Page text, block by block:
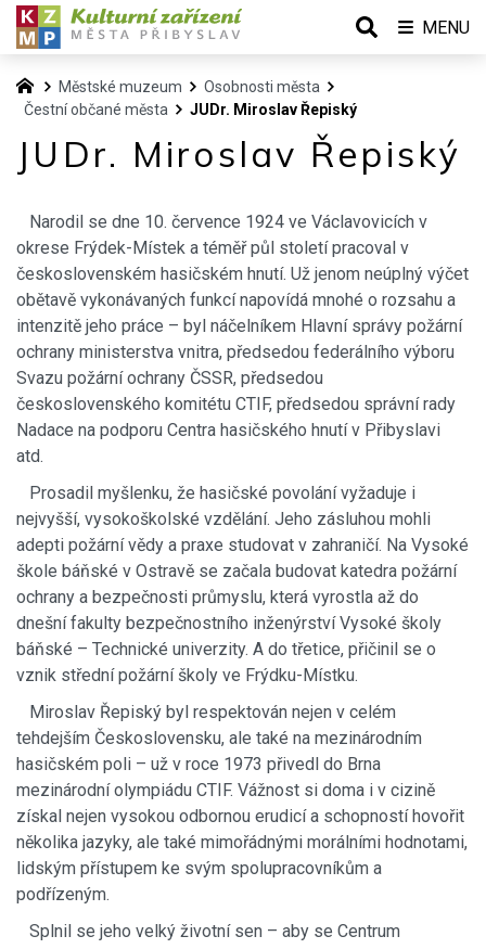
Městské muzeum
Osobnosti města
Čestní občané města
JUDr. Miroslav Řepiský
JUDr. Miroslav Řepiský
Narodil se dne 10. července 1924 ve Václavovicích v
okrese Frýdek-Místek a téměř půl století pracoval v
československém hasičském hnutí. Už jenom neúplný výčet
obětavě vykonávaných funkcí napovídá mnohé o rozsahu a
intenzitě jeho práce – byl náčelníkem Hlavní správy požární
ochrany ministerstva vnitra, předsedou federálního výboru
Svazu požární ochrany ČSSR, předsedou
československého komitétu CTIF, předsedou správní rady
Nadace na podporu Centra hasičského hnutí v Přibyslavi
atd.
Prosadil myšlenku, že hasičské povolání vyžaduje i
nejvyšší, vysokoškolské vzdělání. Jeho zásluhou mohli
adepti požární vědy a praxe studovat v zahraničí. Na Vysoké
škole báňské v Ostravě se začala budovat katedra požární
ochrany a bezpečnosti průmyslu, která vyrostla až do
dnešní fakulty bezpečnostního inženýrství Vysoké školy
báňské – Technické univerzity. A do třetice, přičinil se o
vznik střední požární školy ve Frýdku-Místku.
Miroslav Řepiský byl respektován nejen v celém
tehdejším Československu, ale také na mezinárodním
hasičském poli – už v roce 1973 přivedl do Brna
mezinárodní olympiádu CTIF. Vážnost si doma i v cizině
získal nejen vysokou odbornou erudicí a schopností hovořit
několika jazyky, ale také mimořádnými morálními hodnotami,
lidským přístupem ke svým spolupracovníkům a
podřízeným.
Splnil se jeho velký životní sen – aby se Centrum
MENU